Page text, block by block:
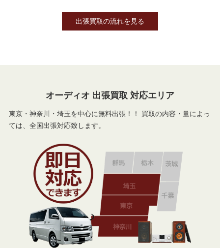
出張買取の流れを見る
オーディオ 出張買取 対応エリア
東京・神奈川・埼玉を中心に無料出張！！ 買取の内容・量によっ
ては、全国出張対応致します。